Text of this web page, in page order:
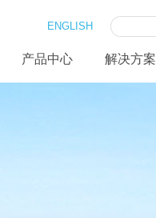
ENGLISH
产品中心 解决方案